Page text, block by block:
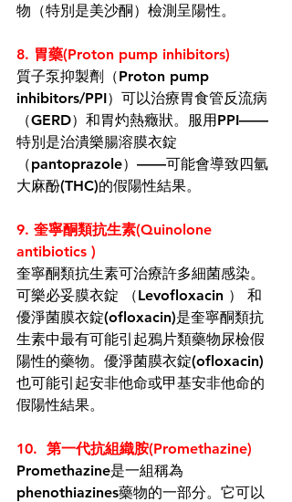
物（特別是美沙酮）檢測呈陽性。
8. 胃藥(Proton pump inhibitors)
質子泵抑製劑 （Proton pump
inhibitors/PPI）可以治療胃食管反流病
（GERD）和胃灼熱癥狀。 服用PPI——
特別是治潰樂腸溶膜衣錠
（pantoprazole）——可能會導致四氫
大麻酚(THC)的假陽性結果。
9. 奎寧酮類抗生素(Quinolone
antibiotics )
奎寧酮類抗生素可治療許多細菌感染。
可樂必妥膜衣錠 （Levofloxacin ） 和
優淨菌膜衣錠(ofloxacin)是奎寧酮類抗
生素中最有可能引起鴉片類藥物尿檢假
陽性的藥物。優淨菌膜衣錠(ofloxacin)
也可能引起安非他命或甲基安非他命的
假陽性結果。
10.  第一代抗組織胺(Promethazine)
Promethazine是一組稱為
phenothiazines藥物的一部分。它可以